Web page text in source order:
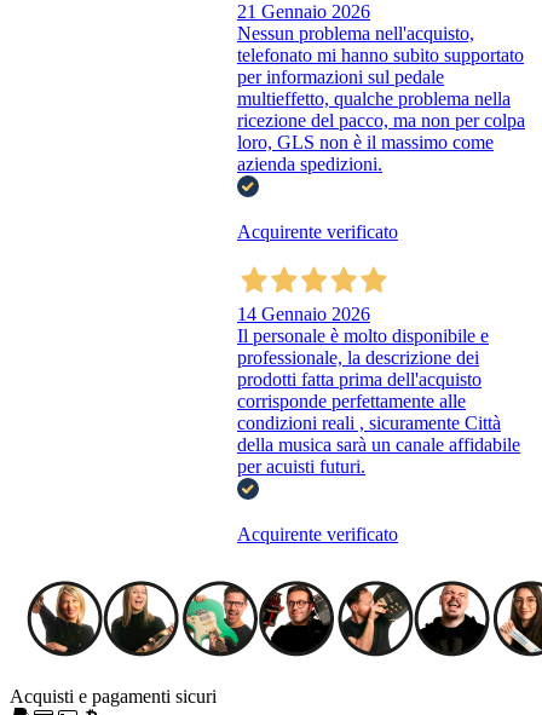
21 Gennaio 2026
Nessun problema nell'acquisto,
telefonato mi hanno subito supportato
per informazioni sul pedale
multieffetto, qualche problema nella
ricezione del pacco, ma non per colpa
loro, GLS non è il massimo come
azienda spedizioni.
Acquirente verificato
14 Gennaio 2026
Il personale è molto disponibile e
professionale, la descrizione dei
prodotti fatta prima dell'acquisto
corrisponde perfettamente alle
condizioni reali , sicuramente Città
della musica sarà un canale affidabile
per acuisti futuri.
Acquirente verificato
Acquisti e pagamenti sicuri